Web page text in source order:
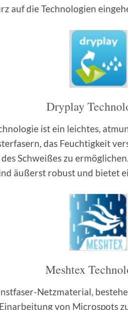
auf die Technologien
Dryplay
ist ein leichtes,
das Feuchtigkeit
Schweißes zu
äußerst robust und bietet
Meshtex
Netzmaterial,
von Microspots